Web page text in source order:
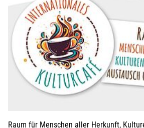
Raum für Menschen aller Herkunft,